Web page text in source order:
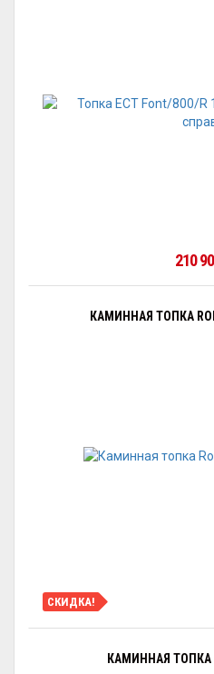
210
КАМИННАЯ ТОПКА
СКИДКА!
КАМИННАЯ ТОПКА